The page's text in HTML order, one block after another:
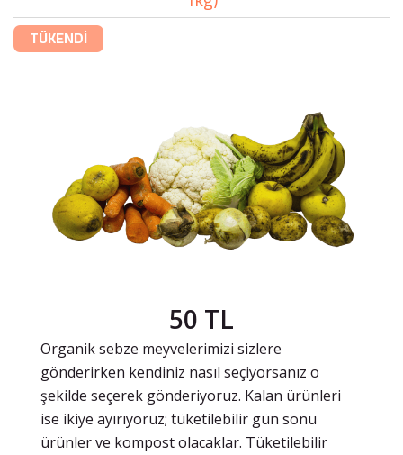
TÜKENDİ
50 TL
Organik sebze meyvelerimizi sizlere
gönderirken kendiniz nasıl seçiyorsanız o
şekilde seçerek gönderiyoruz. Kalan ürünleri
ise ikiye ayırıyoruz; tüketilebilir gün sonu
ürünler ve kompost olacaklar. Tüketilebilir